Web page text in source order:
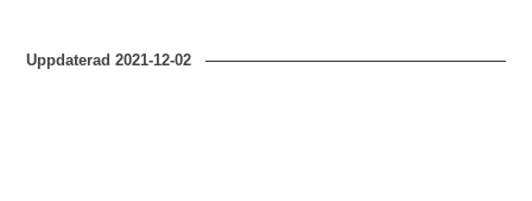
Uppdaterad2021-12-02